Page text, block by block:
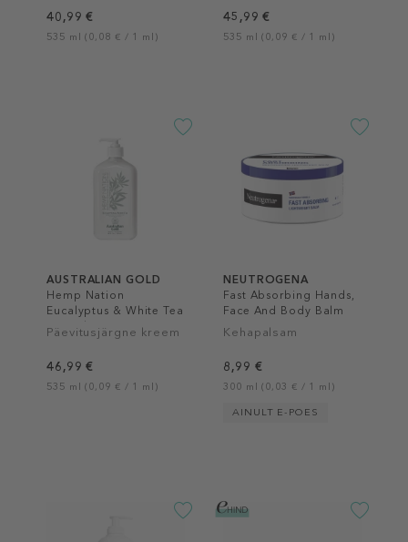
40,99 €
535 ml (0,08 € / 1 ml)
45,99 €
535 ml (0,09 € / 1 ml)
AUSTRALIAN GOLD
Hemp Nation
Eucalyptus & White Tea
Extender
Päevitusjärgne kreem
46,99 €
535 ml (0,09 € / 1 ml)
NEUTROGENA
Fast Absorbing Hands,
Face And Body Balm
Kehapalsam
8,99 €
300 ml (0,03 € / 1 ml)
AINULT E-POES